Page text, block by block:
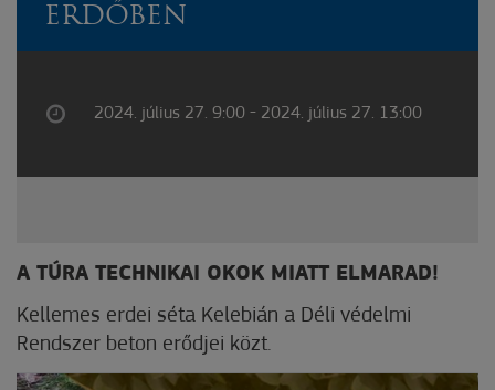
ERDŐBEN
2024. július 27. 9:00 - 2024. július 27. 13:00
A TÚRA TECHNIKAI OKOK MIATT ELMARAD!
Kellemes erdei séta Kelebián a Déli védelmi
Rendszer beton erődjei közt.